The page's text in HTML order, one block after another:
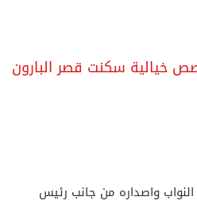
واصداره من جانب رئيس